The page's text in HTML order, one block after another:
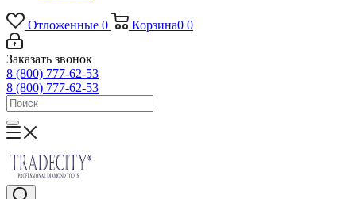
Отложенные 0 Корзина0 0
Заказать звонок
8 (800) 777-62-53
8 (800) 777-62-53